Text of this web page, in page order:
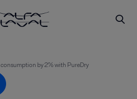
by 2% with PureDry